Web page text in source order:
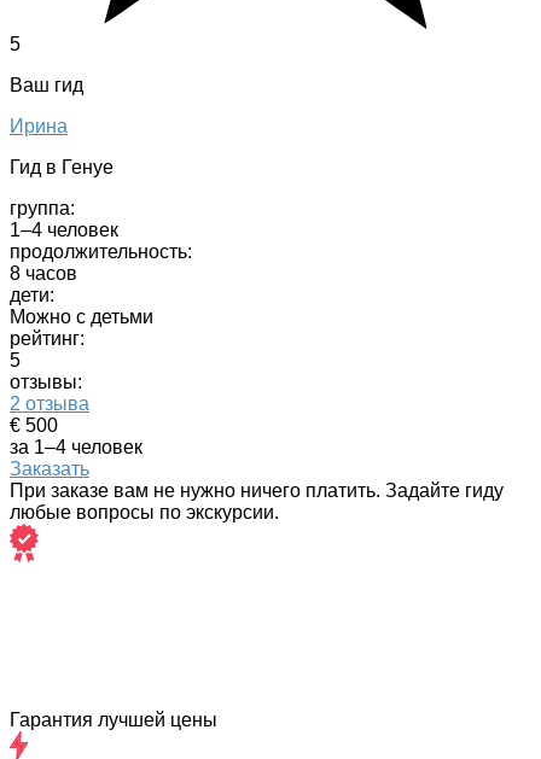
5
Ваш гид
Ирина
Гид в Генуе
группа:
1–4 человек
продолжительность:
8 часов
дети:
Можно с детьми
рейтинг:
5
отзывы:
2 отзыва
€ 500
за 1–4 человек
Заказать
При заказе вам не нужно ничего платить. Задайте гиду
любые вопросы по экскурсии.
Гарантия лучшей цены